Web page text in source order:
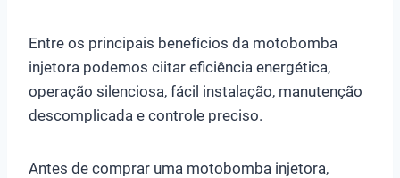
Entre os principais benefícios da motobomba
injetora podemos ciitar eficiência energética,
operação silenciosa, fácil instalação, manutenção
descomplicada e controle preciso.
Antes de comprar uma motobomba injetora,